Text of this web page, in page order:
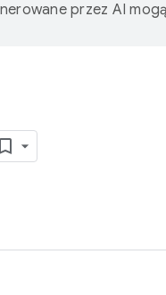
przez AI